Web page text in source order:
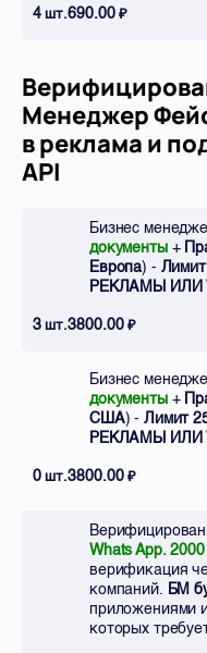
4шт.690.00₽
Менеджер
в реклама и
API
Бизнес
документы+
Европа) -
РЕКЛАМЫ ИЛИ
3шт.3800.00₽
Бизнес
документы+
США) -Лимит
РЕКЛАМЫ ИЛИ
0шт.3800.00₽
Whats App.
верификация
компаний. БМ
приложениями
которых